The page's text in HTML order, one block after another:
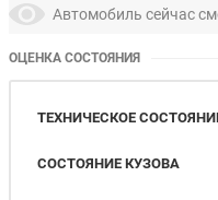
Состояние
Автомобиль сейчас
ОЦЕНКА СОСТОЯНИЯ
ТЕХНИЧЕСКОЕ
СОСТОЯНИЕ КУЗОВА